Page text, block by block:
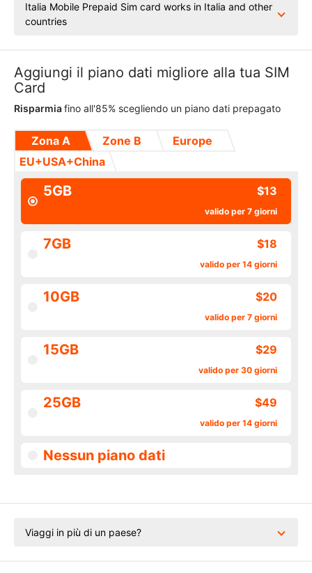
Italia Mobile Prepaid Sim card works in Italia and other
countries
Aggiungi il piano dati migliore alla tua SIM
Card
Risparmiafino all'85% scegliendo un piano dati prepagato
Zona A Zone B
Europe
EU+USA+China
$13
5GB
valido per 7 giorni
$18
7GB
valido per 14 giorni
$20
10GB
valido per 7 giorni
$29
15GB
valido per 30 giorni
$49
25GB
valido per 14 giorni
Nessun piano dati
Viaggi in più di un paese?